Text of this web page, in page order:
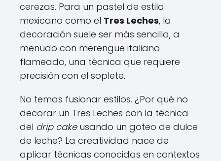
cerezas. Para un pastel de estilo
mexicano como el Tres Leches, la
decoración suele ser más sencilla, a
menudo con merengue italiano
flameado, una técnica que requiere
precisión con el soplete.
No temas fusionar estilos. ¿Por qué no
decorar un Tres Leches con la técnica
del drip cakeusando un goteo de dulce
de leche? La creatividad nace de
aplicar técnicas conocidas en contextos